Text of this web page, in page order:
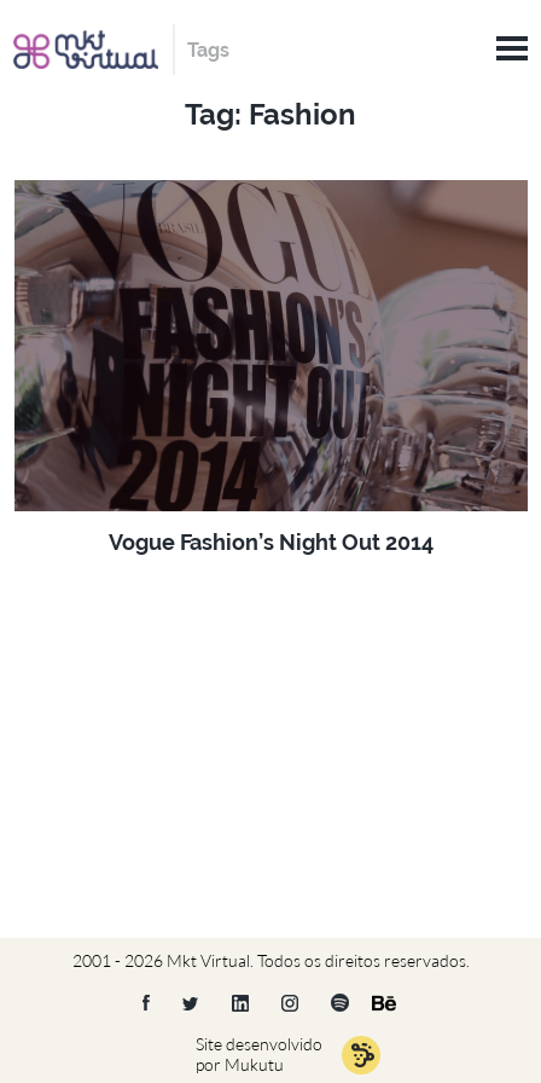
Tags
Tag: Fashion
Vogue Fashion’s Night Out 2014
2001 - 2026 Mkt Virtual. Todos os direitos reservados.
Site desenvolvido
por Mukutu